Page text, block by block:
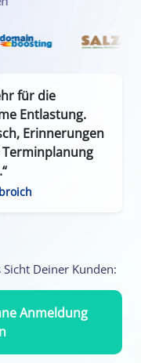
für die
Entlastung.
Erinnerungen
Terminplanung
Deiner Kunden:
Anmeldung